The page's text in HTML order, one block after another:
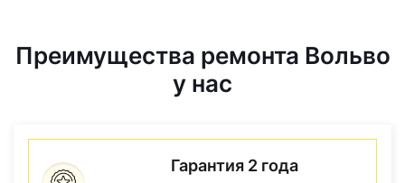
Преимущества ремонта Вольво
у нас
Гарантия 2 года